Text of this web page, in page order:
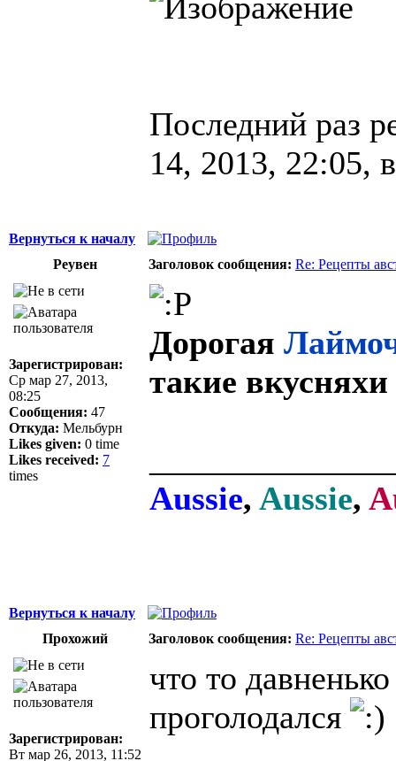
Последний раз
14, 2013, 22:05,
Вернуться к началу
Реувен
Заголовок сообщения: Re: Рецепты
Зарегистрирован:
Ср мар 27, 2013,
08:25
Сообщения: 47
Откуда: Мельбурн
Likes given: 0 time
Likes received: 7
times
Дорогая
такие вкусняхи
Aussie, Aussie,
Вернуться к началу
Прохожий
Заголовок сообщения: Re: Рецепты
Зарегистрирован:
Вт мар 26, 2013, 11:52
что то
проголодался